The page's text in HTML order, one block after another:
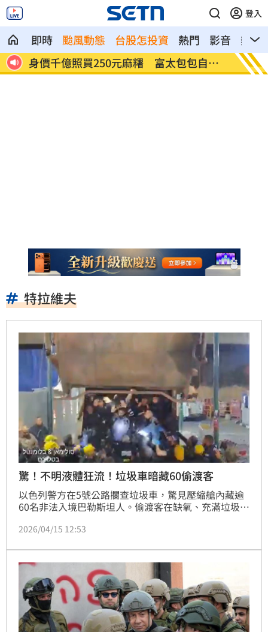
登入
即時 颱風動態 台股怎投資 熱門 影音
熱搜
獨／河北彩花快閃文博會！狂掃潮玩曝驚
喜
小吃
特拉維夫
驚！不明液體狂流！垃圾車暗藏60偷渡客
以色列警方在5號公路攔查垃圾車，驚見壓縮艙內藏逾
60名非法入境巴勒斯坦人。偷渡客在缺氧、充滿垃圾的
運送人蛇的司機，並扣留所有移民。這些巴勒斯坦人因
顯嚴峻人道危機。
2026/04/15 12:53